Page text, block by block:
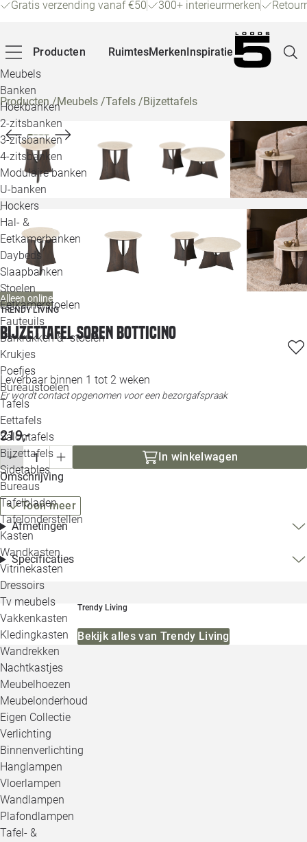
Gratis verzending vanaf €50 300+ interieurmerken
Producten
Meubels
Banken
Hoekbanken
2-zitsbanken
3-zitsbanken
4-zitsbanken
Modulaire banken
U-banken
Hockers
Hal- &
Eetkamerbanken
Daybeds
Slaapbanken
Stoelen
Eetkamerstoelen
Fauteuils
Barkrukken & -stoelen
Krukjes
Poefjes
Bureaustoelen
Tafels
Eettafels
Salontafels
Bijzettafels
Sidetables
Bureaus
Tafelbladen
Tafelonderstellen
Kasten
Wandkasten
Vitrinekasten
Dressoirs
Tv meubels
Vakkenkasten
Kledingkasten
Wandrekken
Nachtkastjes
Meubelhoezen
Meubelonderhoud
Eigen Collectie
Verlichting
Binnenverlichting
Hanglampen
Vloerlampen
Wandlampen
Plafondlampen
Tafel- &
RuimtesMerkenInspiratie
Producten/Meubels /Tafels /Bijzettafels
Alleen online
TRENDY LIVING
Bijzettafel Soren Botticino
Leverbaar binnen 1 tot 2 weken
Er wordt contact opgenomen voor een bezorgafspraak
219,-
In winkelwagen
Omschrijving
Toon meer
Afmetingen
Specificaties
Trendy Living
Bekijk alles van Trendy Living